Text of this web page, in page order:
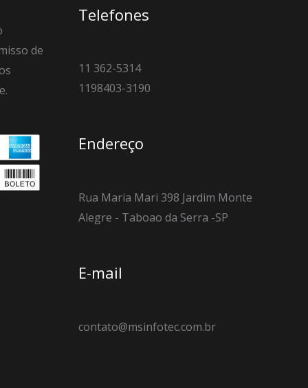
de
Telefones
11 362-5314
1198403-3190
Endereço
Rua Maria Mari 398 Jardim Monte
Alegre - Taboao da Serra -SP
E-mail
contato@msinfotec.com.br